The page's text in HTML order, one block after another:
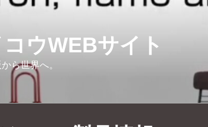
ウWEBサイト
ら世界へ。